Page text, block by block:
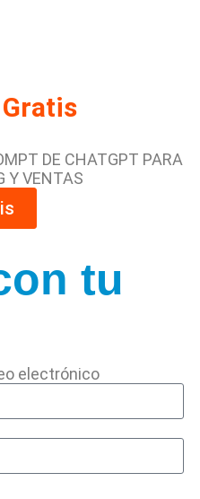
DE CHATGPT PARA
Y VENTAS
tu
electrónico